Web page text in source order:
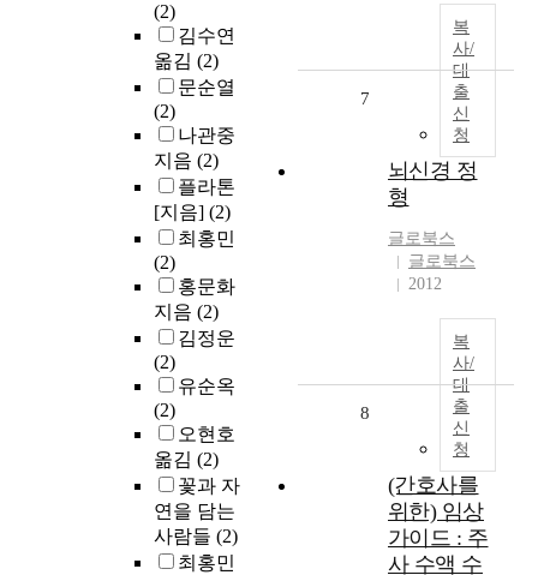
(2)
김수연
옮김 (2)
문순열
(2)
나관중
지음 (2)
플라톤
[지음] (2)
최홍민
(2)
홍문화
지음 (2)
김정운
(2)
유순옥
(2)
오현호
옮김 (2)
꽃과 자
연을 담는
사람들 (2)
최홍민
복
사/
대
출
신
청
7
뇌신경 정
형
글로북스
글로북스
2012
복
사/
대
출
신
청
8
(간호사를
위한) 임상
가이드 : 주
사 수액 수